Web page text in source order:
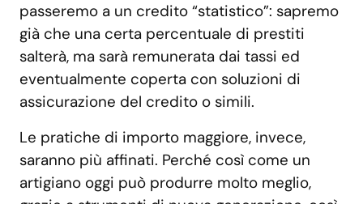
passeremo a un credito “statistico”: sapremo
già che una certa percentuale di prestiti
salterà, ma sarà remunerata dai tassi ed
eventualmente coperta con soluzioni di
assicurazione del credito o simili.
Le pratiche di importo maggiore, invece,
saranno più affinati. Perché così come un
artigiano oggi può produrre molto meglio,